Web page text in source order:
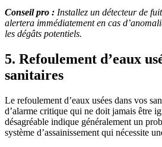
Conseil pro : Installez un détecteur de
alertera immédiatement en cas
les dégâts potentiels.
5. Refoulement d’eaux
sanitaires
Le refoulement d’eaux usées dans vos
d’alarme critique qui ne doit jamais être
désagréable indique généralement un
système d’assainissement qui nécessite